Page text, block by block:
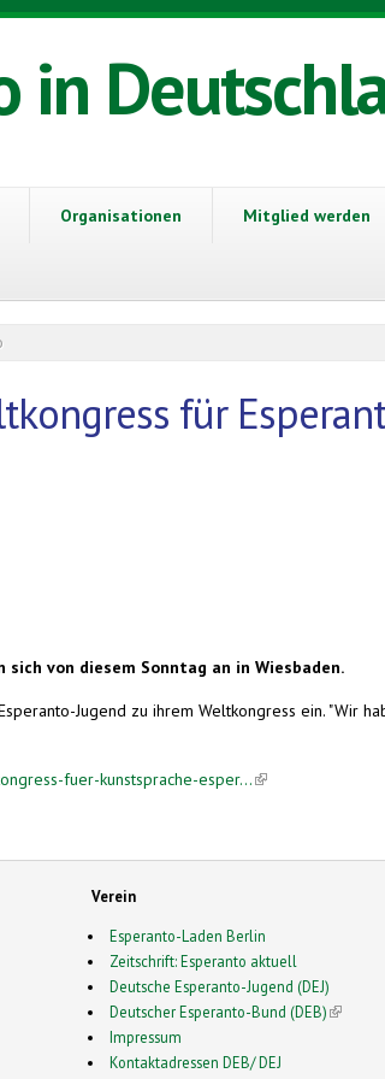
in
Organisationen Mitglied werden
für
von diesem Sonntag an in Wiesbaden.
Jugend zu ihrem Weltkongress ein. "Wir
fuer-kunstsprache-esper...(link is external)
Verein
Esperanto-Laden Berlin
Zeitschrift: Esperanto aktuell
Deutsche Esperanto-Jugend (DEJ)
Deutscher Esperanto-Bund (DEB)(link is
Impressum
Kontaktadressen DEB/ DEJ